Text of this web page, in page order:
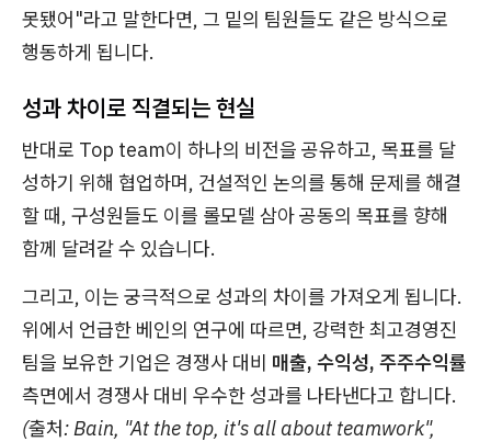
못됐어"라고 말한다면, 그 밑의 팀원들도 같은 방식으로
행동하게 됩니다.
성과 차이로 직결되는 현실
반대로 Top team이 하나의 비전을 공유하고, 목표를 달
성하기 위해 협업하며, 건설적인 논의를 통해 문제를 해결
할 때, 구성원들도 이를 롤모델 삼아 공동의 목표를 향해
함께 달려갈 수 있습니다.
그리고, 이는 궁극적으로 성과의 차이를 가져오게 됩니다.
위에서 언급한 베인의 연구에 따르면, 강력한 최고경영진
팀을 보유한 기업은 경쟁사 대비 매출, 수익성, 주주수익률
측면에서 경쟁사 대비 우수한 성과를 나타낸다고 합니다.
(출처: Bain, "At the top, it's all about teamwork",